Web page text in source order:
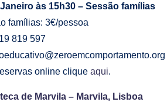
às 15h30 – Sessão famílias
famílias: 3€/pessoa
819 597
online clique aqui.
de Marvila – Marvila, Lisboa